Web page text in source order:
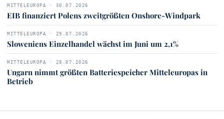
MITTELEUROPA · 30.07.2026
EIB finanziert Polens zweitgrößten Onshore-Windpark
MITTELEUROPA · 29.07.2026
Sloweniens Einzelhandel wächst im Juni um 2,1%
MITTELEUROPA · 28.07.2026
Ungarn nimmt größten Batteriespeicher Mitteleuropas in
Betrieb